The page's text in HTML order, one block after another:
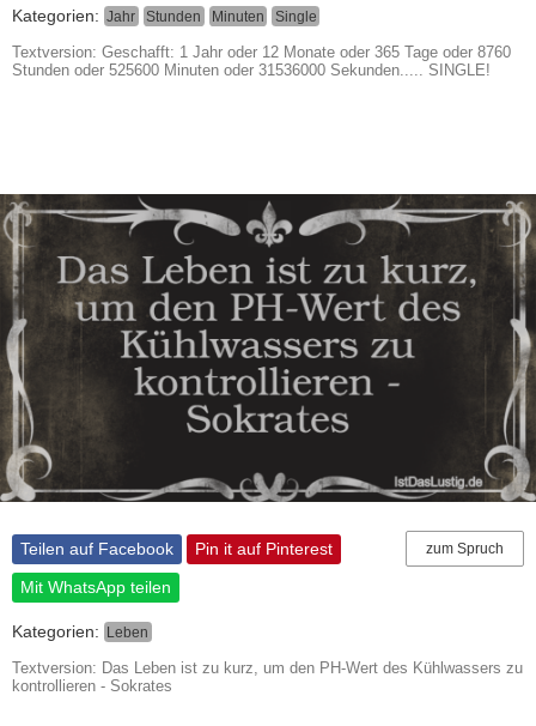
Kategorien: Jahr Stunden Minuten Single
Textversion: Geschafft: 1 Jahr oder 12 Monate oder 365 Tage oder 8760
Stunden oder 525600 Minuten oder 31536000 Sekunden..... SINGLE!
zum Spruch
Teilen auf Facebook
Pin it auf Pinterest
Mit WhatsApp teilen
Kategorien: Leben
Textversion: Das Leben ist zu kurz, um den PH-Wert des Kühlwassers zu
kontrollieren - Sokrates